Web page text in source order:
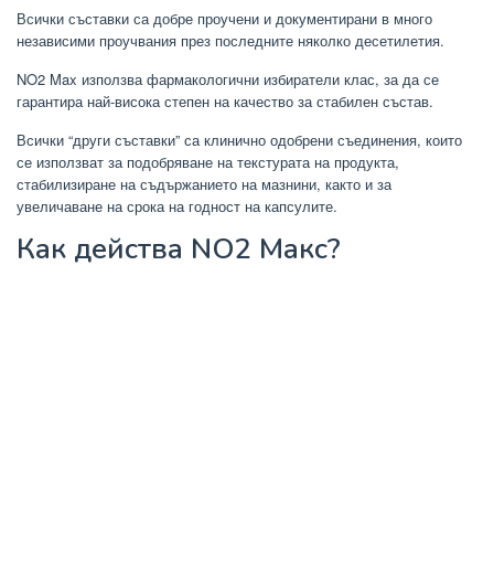
Всички съставки са добре проучени и документирани в много
независими проучвания през последните няколко десетилетия.
NO2 Max използва фармакологични избиратели клас, за да се
гарантира най-висока степен на качество за стабилен състав.
Всички “други съставки” са клинично одобрени съединения, които
се използват за подобряване на текстурата на продукта,
стабилизиране на съдържанието на мазнини, както и за
увеличаване на срока на годност на капсулите.
Как действа NO2 Макс?